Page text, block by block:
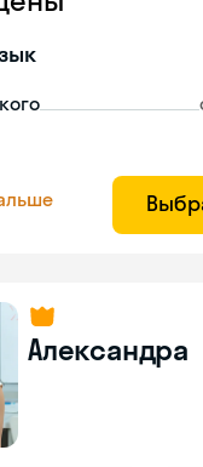
Александра